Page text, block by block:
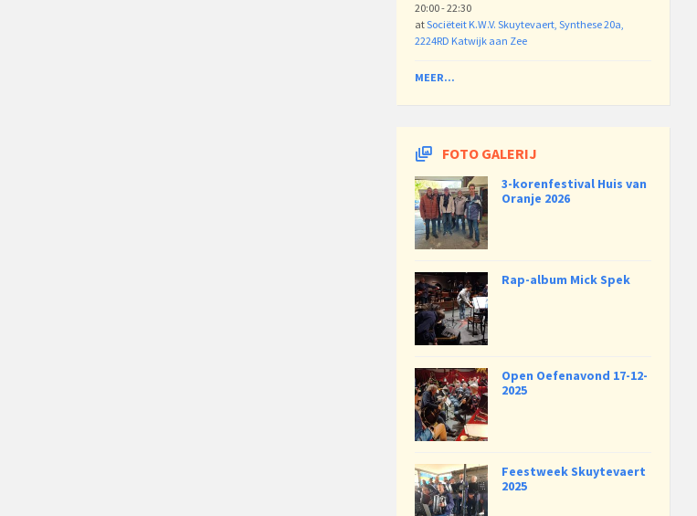
20:00 - 22:30
atSociëteit K.W.V. Skuytevaert, Synthese 20a,
2224RD Katwijk aan Zee
MEER...
FOTO GALERIJ
3-korenfestival Huis van
Oranje 2026
Rap-album Mick Spek
Open Oefenavond 17-12-
2025
Feestweek Skuytevaert
2025